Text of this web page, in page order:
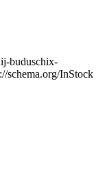
buduschix-
schema.org/InStock